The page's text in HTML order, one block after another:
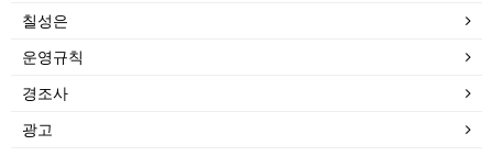
칠성은
운영규칙
경조사
광고